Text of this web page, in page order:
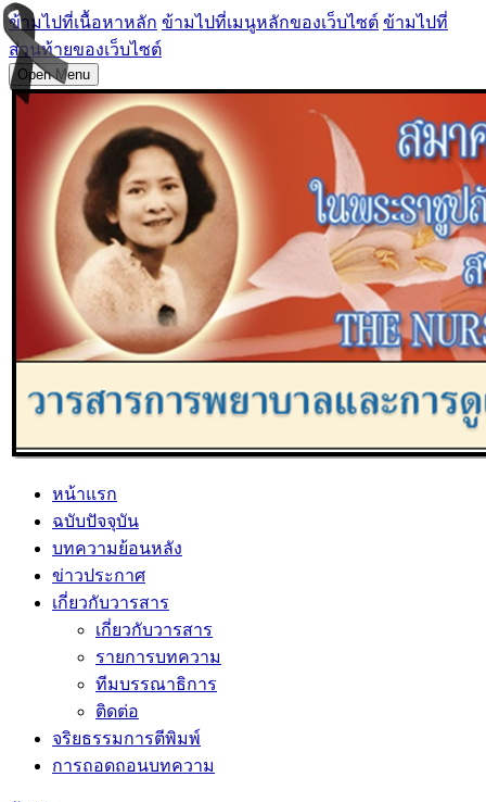
ข้ามไปที่เนื้อหาหลัก ข้ามไปที่เมนูหลักของเว็บไซต์ ข้ามไปที่
ส่วนท้ายของเว็บไซต์
Open Menu
หน้าแรก
ฉบับปัจจุบัน
บทความย้อนหลัง
ข่าวประกาศ
เกี่ยวกับวารสาร
เกี่ยวกับวารสาร
รายการบทความ
ทีมบรรณาธิการ
ติดต่อ
จริยธรรมการตีพิมพ์
การถอดถอนบทความ